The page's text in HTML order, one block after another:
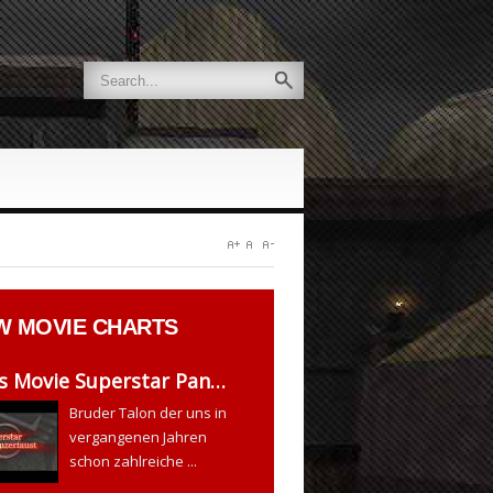
MOVIE CHARTS
Movie Superstar Pan…
Bruder Talon der uns in
vergangenen Jahren
schon zahlreiche ...